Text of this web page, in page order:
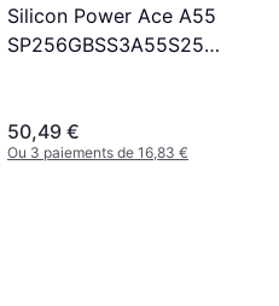
Silicon Power Ace A55
SP256GBSS3A55S25
50,49 €
Ou 3 paiements de 16,83 €